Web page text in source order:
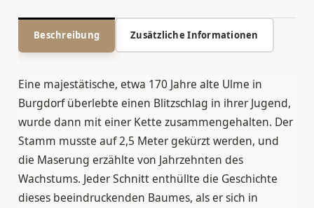
Beschreibung Zusätzliche Informationen
Eine majestätische, etwa 170 Jahre alte Ulme in
Burgdorf überlebte einen Blitzschlag in ihrer Jugend,
wurde dann mit einer Kette zusammengehalten. Der
Stamm musste auf 2,5 Meter gekürzt werden, und
die Maserung erzählte von Jahrzehnten des
Wachstums. Jeder Schnitt enthüllte die Geschichte
dieses beeindruckenden Baumes, als er sich in